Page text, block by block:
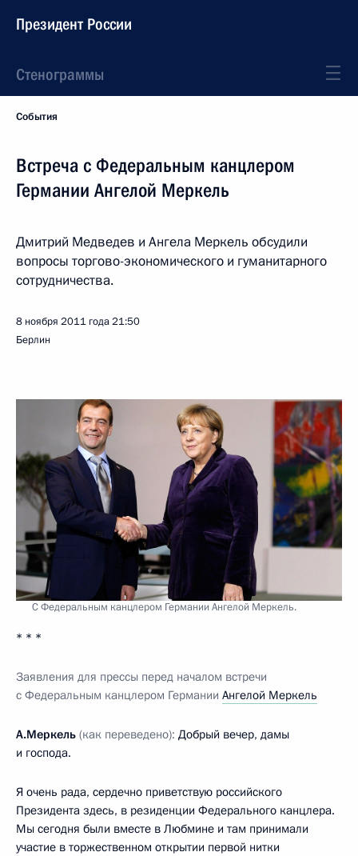
Президент России
Стенограммы
События
Встреча с Федеральным канцлером
Германии Ангелой Меркель
Дмитрий Медведев и Ангела Меркель обсудили
вопросы торгово-экономического и гуманитарного
сотрудничества.
8 ноября 2011 года21:50
Берлин
С Федеральным канцлером Германии Ангелой Меркель.
* * *
Заявления для прессы перед началом встречи
с Федеральным канцлером Германии Ангелой Меркель
А.Меркель (как переведено): Добрый вечер, дамы
и господа.
Я очень рада, сердечно приветствую российского
Президента здесь, в резиденции Федерального канцлера.
Мы сегодня были вместе в Любмине и там принимали
участие в торжественном открытии первой нитки